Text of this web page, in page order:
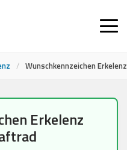
/ Wunschkennzeichen
Erkelenz